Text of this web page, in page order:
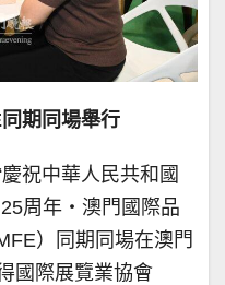
期同場舉行
祝中華人民共和國
周年‧澳門國際品
）同期同場在澳門
國際展覽業協會